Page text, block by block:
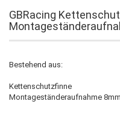
GBRacing
Bestehend aus:
Kettenschutzfinne
Montageständeraufnahme 8mm